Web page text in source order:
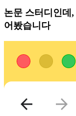
논문 스터디인데
어봤습니다